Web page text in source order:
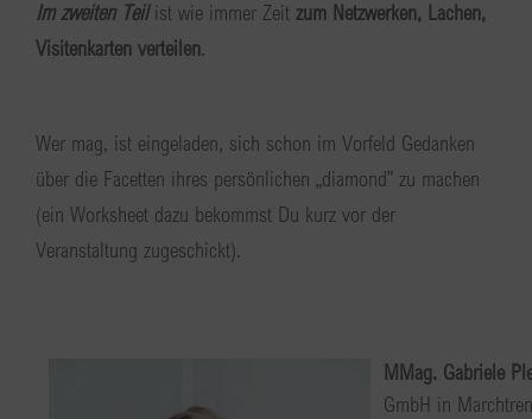
Im zweiten Teilist wie immer Zeit zum Netzwerken, Lachen,
Visitenkarten verteilen.
Wer mag, ist eingeladen, sich schon im Vorfeld Gedanken
über die Facetten ihres persönlichen „diamond” zu machen
(ein Worksheet dazu bekommst Du kurz vor der
Veranstaltung zugeschickt).
MMag. Gabriele
GmbH in